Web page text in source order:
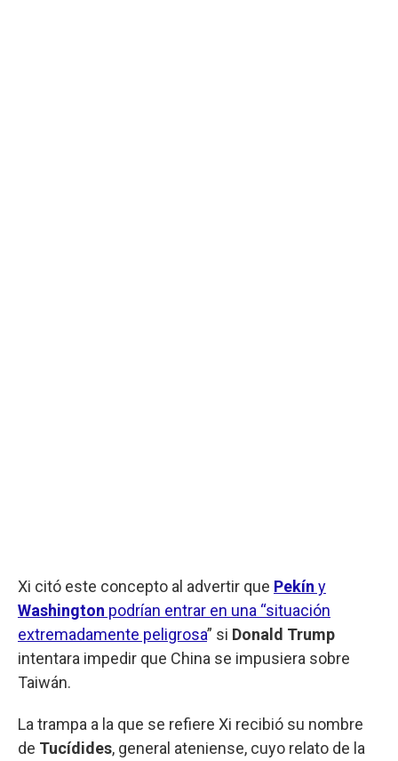
Xi citó este concepto al advertir que Pekín y
Washington podrían entrar en una “situación
extremadamente peligrosa” si Donald Trump
intentara impedir que China se impusiera sobre
Taiwán.
La trampa a la que se refiere Xi recibió su nombre
de Tucídides, general ateniense, cuyo relato de la